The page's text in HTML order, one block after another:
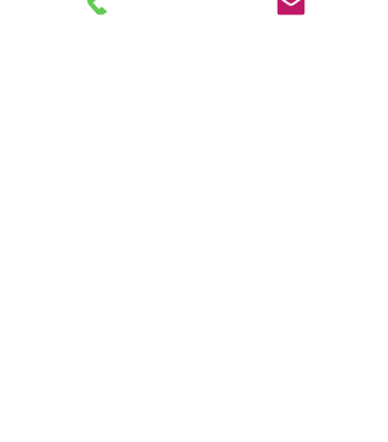
Obfitość wewnętrznego spokoju,